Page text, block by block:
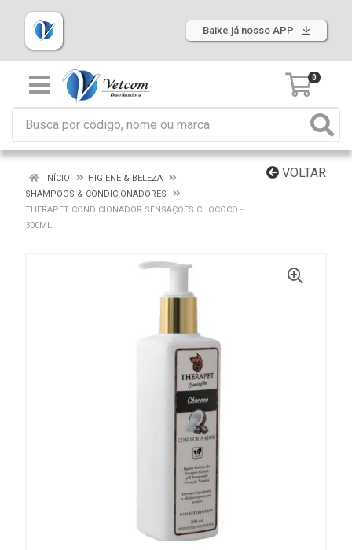
Baixe já nosso APP
0
VOLTAR
INÍCIO
HIGIENE & BELEZA
SHAMPOOS & CONDICIONADORES
THERAPET CONDICIONADOR SENSAÇÕES CHOCOCO -
300ML